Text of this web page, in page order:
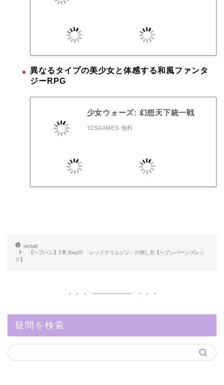
異なるタイプの美少女と体感する和風ファンタ
ジーRPG
少女ウォーズ: 幻想天下統一戦
Y2SGAMES 無料
HOME
【ヘブバン】2章 Day25 「レッドクリムゾン」の倒し方【ヘブンバーンズレッ
ド】
疑問を検索